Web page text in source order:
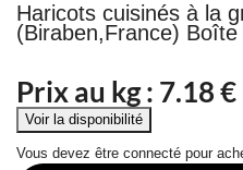
Haricots cuisinés à la
(Biraben,France)
Prix au kg : 7.18€
Vous devez être connecté pour